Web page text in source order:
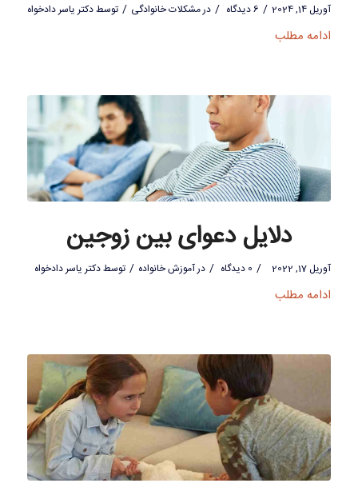
آوریل 14, 2024 / 6 دیدگاه / درمشکلات خانوادگی / توسطدکتر یاسر دادخواه
ادامه مطلب
دلایل دعوای بین زوجین
آوریل 17, 2022 / 0 دیدگاه / درآموزش خانواده / توسطدکتر یاسر دادخواه
ادامه مطلب